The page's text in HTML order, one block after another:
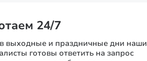
24/7
выходные и праздничные дни наши
готовы ответить на запрос